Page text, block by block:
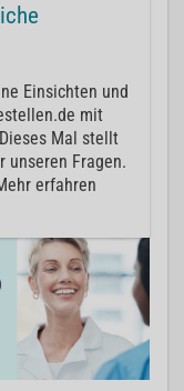
Einsichten und
mit
Mal stellt
unseren Fragen.
erfahren